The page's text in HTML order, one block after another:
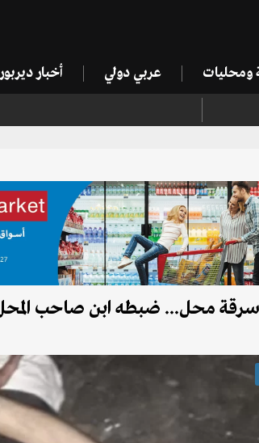
ومحليات عربي دولي أخبار
سرقة محل... ضبطه ابن صاحب